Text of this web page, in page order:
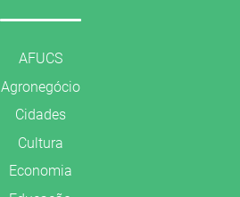
AFUCS
Agronegócio
Cidades
Cultura
Economia